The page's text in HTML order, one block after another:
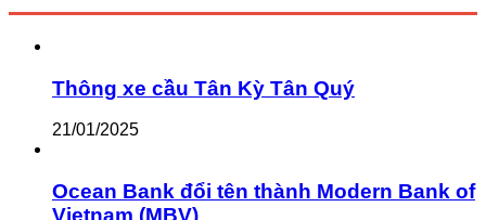
Thông xe cầu Tân Kỳ Tân Quý
21/01/2025
Ocean Bank đổi tên thành Modern Bank of
Vietnam (MBV)